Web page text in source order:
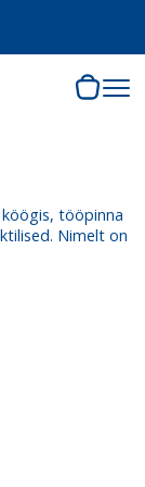
tööpinna
Nimelt on